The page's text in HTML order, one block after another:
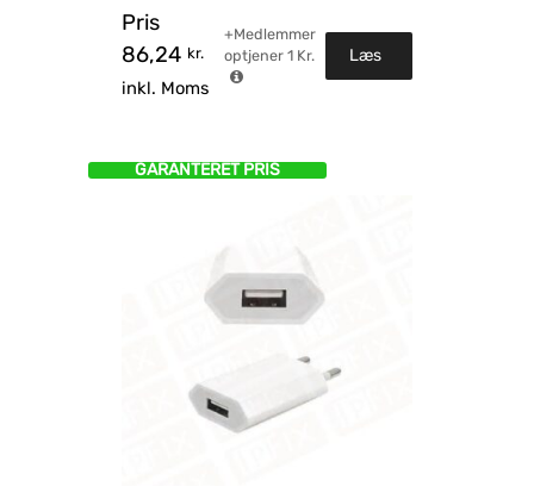
Pris
86,24 kr.
inkl. Moms
+Medlemmer
optjener1 Kr. Læs
GARANTERET PRIS